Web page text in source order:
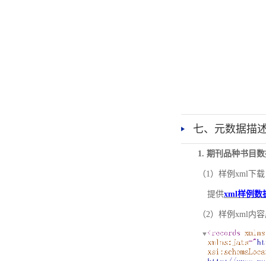
七、元数据描
1. 期刊品种书目
（1）样例xml下载
提供xml样例数
（2）样例xml内